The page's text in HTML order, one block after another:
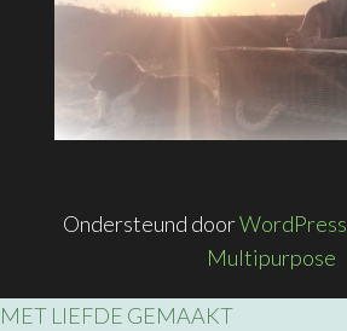
Ondersteund doorWordPress
Multipurpose
MET LIEFDE GEMAAKT